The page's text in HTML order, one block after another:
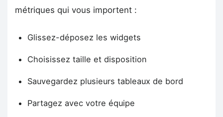
métriques qui vous importent :
Glissez-déposez les widgets
Choisissez taille et disposition
Sauvegardez plusieurs tableaux de bord
Partagez avec votre équipe